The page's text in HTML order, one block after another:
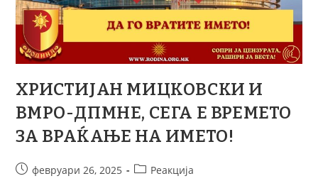
ХРИСТИЈАН МИЦКОВСКИ И
ВМРО-ДПМНЕ, СЕГА Е ВРЕМЕТО
ЗА ВРАЌАЊЕ НА ИМЕТО!
февруари 26, 2025 Реакција